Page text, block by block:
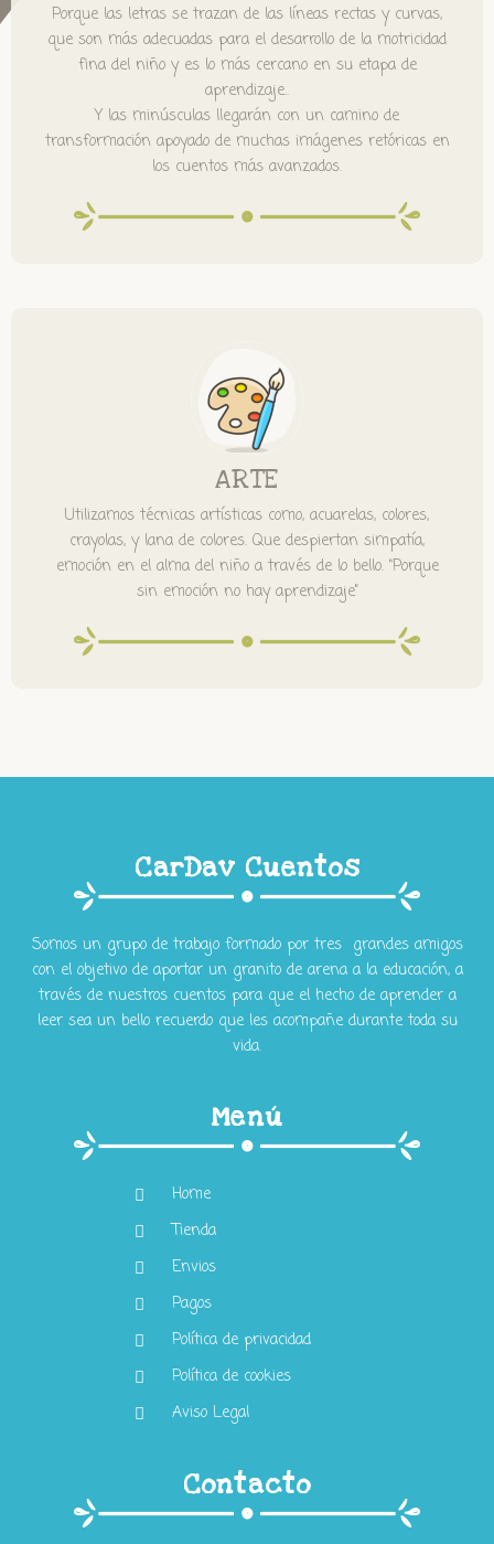
Porque las letras se trazan de las líneas rectas y curvas,
que son más adecuadas para el desarrollo de la motricidad
fina del niño y es lo más cercano en su etapa de
aprendizaje..
Y las minúsculas llegarán con un camino de
transformación apoyado de muchas imágenes retóricas en
los cuentos más avanzados.
ARTE
Utilizamos técnicas artísticas como, acuarelas, colores,
crayolas, y lana de colores. Que despiertan simpatía,
emoción en el alma del niño a través de lo bello. “Porque
sin emoción no hay aprendizaje”
CarDav Cuentos
Somos un grupo de trabajo formado por tres grandes amigos
con el objetivo de aportar un granito de arena a la educación, a
través de nuestros cuentos para que el hecho de aprender a
leer sea un bello recuerdo que les acompañe durante toda su
vida.
Menú
Home
Tienda
Envios
Pagos
Política de privacidad
Política de cookies
Aviso Legal
Contacto